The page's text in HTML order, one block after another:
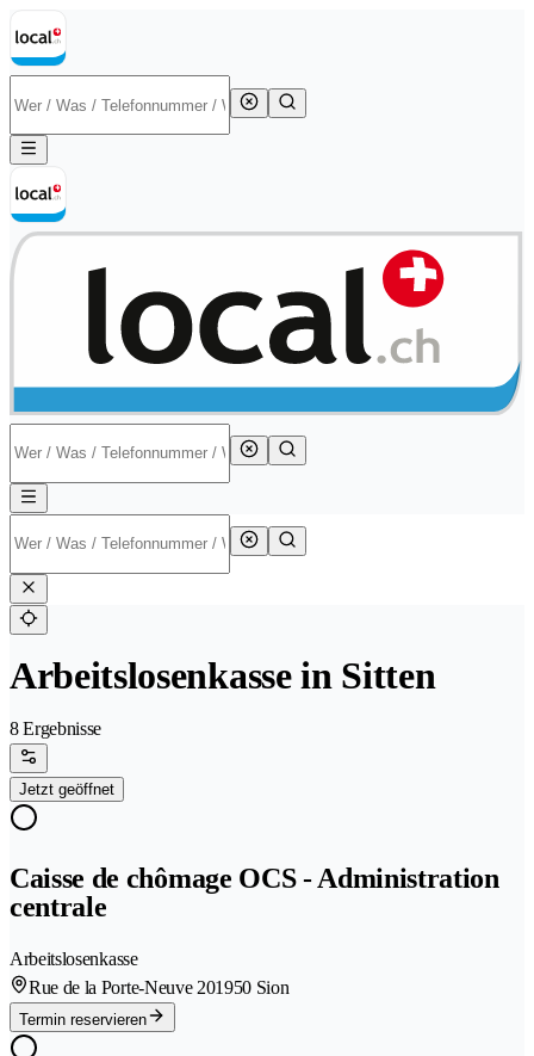
Arbeitslosenkasse in Sitten
8 Ergebnisse
Jetzt geöffnet
Caisse de chômage OCS - Administration
centrale
Arbeitslosenkasse
Rue de la Porte-Neuve 201950 Sion
Termin reservieren